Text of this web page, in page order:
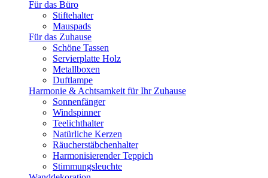
Für das Büro
Stiftehalter
Mauspads
Für das Zuhause
Schöne Tassen
Servierplatte Holz
Metallboxen
Duftlampe
Harmonie & Achtsamkeit für Ihr Zuhause
Sonnenfänger
Windspinner
Teelichthalter
Natürliche Kerzen
Räucherstäbchenhalter
Harmonisierender Teppich
Stimmungsleuchte